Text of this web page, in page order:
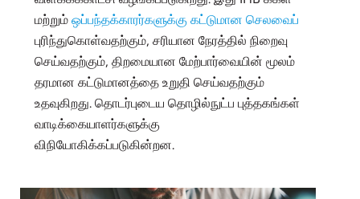
மற்றும்ஒப்பந்தக்காரர்களுக்கு கட்டுமான செலவைப்
புரிந்துகொள்வதற்கும், சரியான நேரத்தில் நிறைவு
செய்வதற்கும், திறமையான மேற்பார்வையின் மூலம்
தரமான கட்டுமானத்தை உறுதி செய்வதற்கும்
உதவுகிறது. தொடர்புடைய தொழில்நுட்ப புத்தகங்கள்
வாடிக்கையாளர்களுக்கு
விநியோகிக்கப்படுகின்றன.